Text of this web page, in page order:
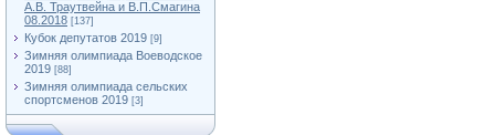
А.В. Траутвейна и В.П.Смагина
08.2018 [137]
Кубок депутатов 2019 [9]
Зимняя олимпиада Воеводское
2019 [88]
Зимняя олимпиада сельских
спортсменов 2019 [3]